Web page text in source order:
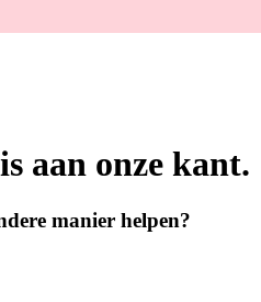
aan onze kant.
manier helpen?